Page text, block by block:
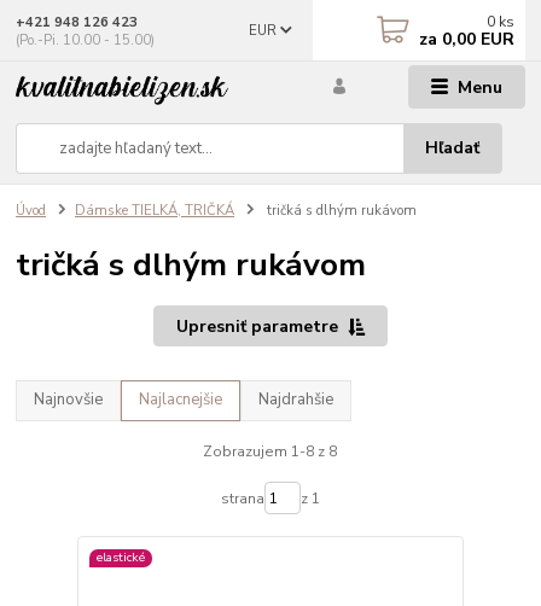
Menu
EUR
Hľadať
+421 948 126 423
(Po.-Pi. 10.00 - 15.00)
0 ks
za 0,00 EUR
Úvod Dámske TIELKÁ, TRIČKÁ tričká s dlhým rukávom
tričká s dlhým rukávom
Upresniť parametre
Najnovšie Najlacnejšie Najdrahšie
Zobrazujem 1-8 z 8
strana z 1
elastické